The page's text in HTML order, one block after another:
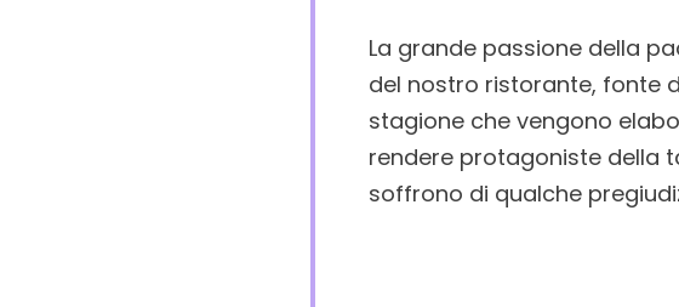
La grande passione della
del nostro ristorante, fonte
stagione che vengono
rendere protagoniste della
soffrono di qualche